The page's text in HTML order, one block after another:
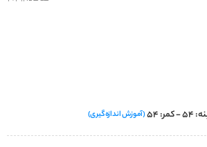
(آموزش اندازه‌گیری)